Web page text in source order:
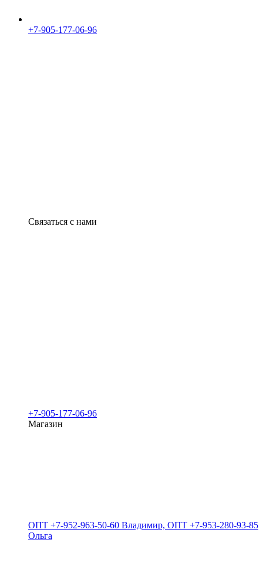
+7-905-177-06-96
Связаться с нами
+7-905-177-06-96
Магазин
ОПТ +7-952-963-50-60 Владимир, ОПТ +7-953-280-93-85
Ольга